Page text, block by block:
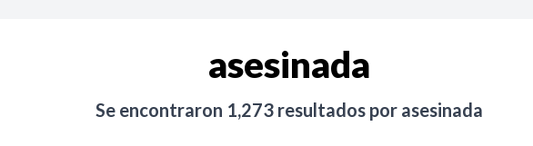
asesinada
Se encontraron 1,273resultados por asesinada